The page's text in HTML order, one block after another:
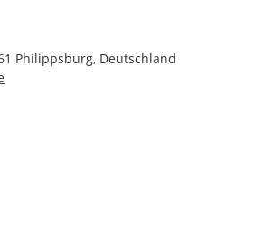
Philippsburg, Deutschland